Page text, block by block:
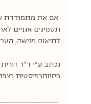
אם את מתמודדת עם
תסמינים אגניים
לתיאום פגישה,
נכתב ע"י ד"ר
פיזיותרפיסטית רצפת